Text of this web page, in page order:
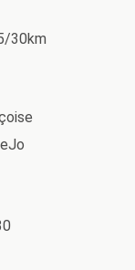
30km